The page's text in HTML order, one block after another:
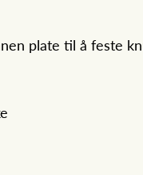
plate til å feste